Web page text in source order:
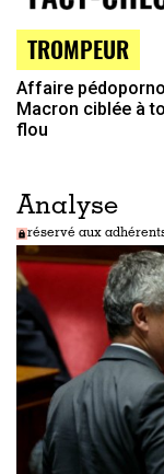
TROMPEUR
Affaire
Macron ciblée à
flou
Analyse
réservé aux